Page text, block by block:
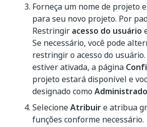
Forneça um nome de projeto
para seu novo projeto. Por
Restringir acesso do usuário
Se necessário, você pode
restringir o acesso do
estiver ativada, a página
projeto estará disponível e
designado como
SelecioneAtribuire atribua
funções conforme necessário.